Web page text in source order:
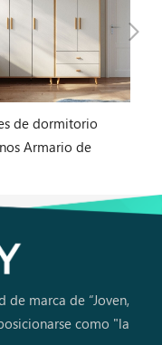
de dormitorio
Armario de
de marca de “Joven,
como "la